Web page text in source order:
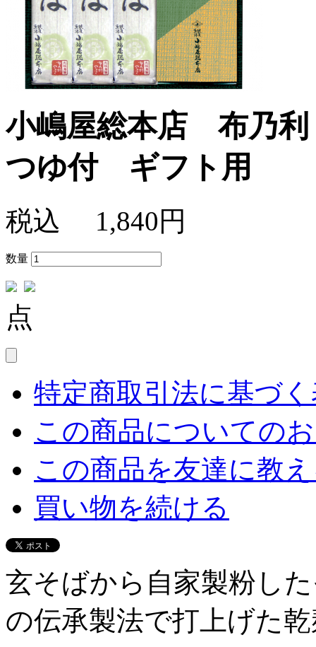
小嶋屋総本店 布乃
つゆ付 ギフト用
税込 1,840円
数量
点
特定商取引法に基づ
この商品についての
この商品を友達に教
買い物を続ける
玄そばから自家製粉し
の伝承製法で打上げた